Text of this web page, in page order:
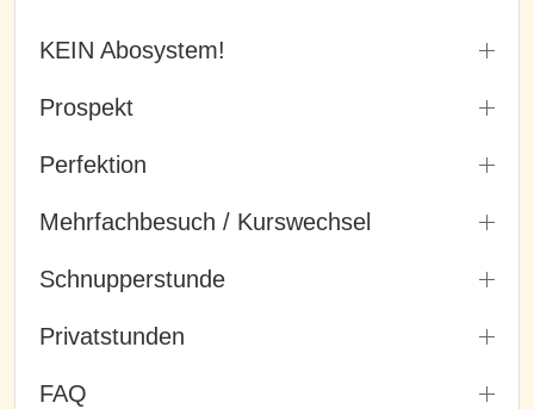
KEIN Abosystem!
Prospekt
Perfektion
Mehrfachbesuch / Kurswechsel
Schnupperstunde
Privatstunden
FAQ